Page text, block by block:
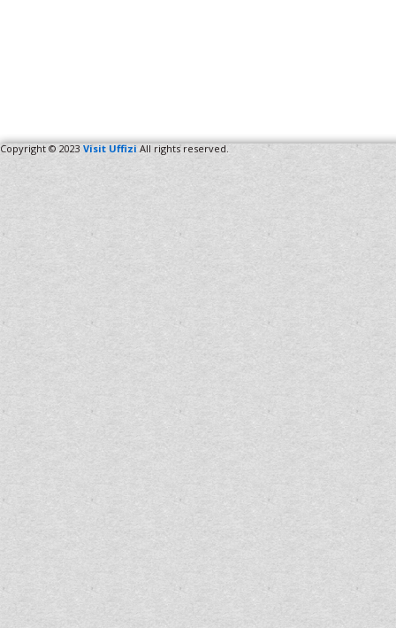
Copyright © 2023 Visit Uffizi All rights reserved.